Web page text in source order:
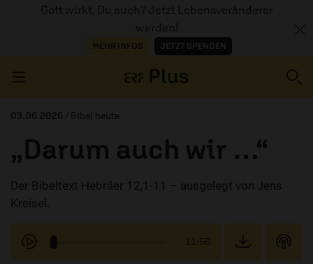
Gott wirkt. Du auch? Jetzt Lebensveränderer
werden!
MEHR INFOS JETZT SPENDEN
ERZÄHL MAL
AUDIOTHEK
MITMACHEN
03.06.2026 / Bibel heute
„Darum auch wir …“
Der Bibeltext Hebräer 12,1-11 – ausgelegt von Jens
Kreisel.
11:56